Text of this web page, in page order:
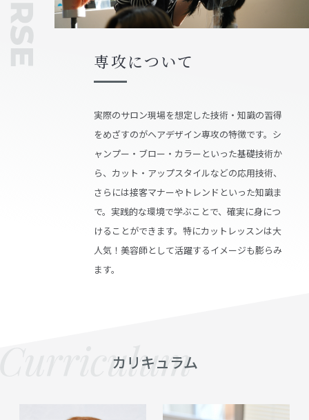
専攻について
実際のサロン現場を想定した技術・知識の習得
をめざすのがヘアデザイン専攻の特徴です。シ
ャンプー・ブロー・カラーといった基礎技術か
ら、カット・アップスタイルなどの応用技術、
さらには接客マナーやトレンドといった知識ま
で。実践的な環境で学ぶことで、確実に身につ
けることができます。特にカットレッスンは大
人気！美容師として活躍するイメージも膨らみ
ます。
カリキュラム